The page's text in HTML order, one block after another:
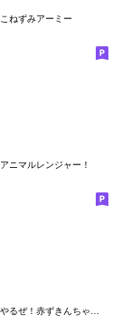
こねずみアーミー
アニマルレンジャー！
やるぜ！赤ずきんちゃん！